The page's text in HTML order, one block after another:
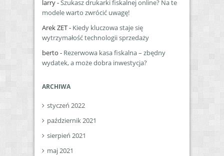
larry-Szukasz drukarki fiskalnej online? Na te
modele warto zwrócić uwagę!
Arek ZET- Kiedy kluczowa staje się
wytrzymałość technologii sprzedaży
berto - Rezerwowa kasa fiskalna – zbędny
wydatek, a może dobra inwestycja?
ARCHIWA
styczeń 2022
październik 2021
sierpień 2021
maj 2021